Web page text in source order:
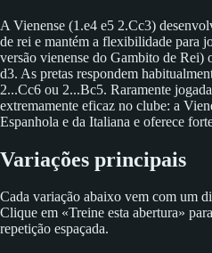
A Vienense (1.e4 e5 2.Cc3)
de rei e mantém a flexibilidade para
versão vienense do Gambito de Rei)
d3. As pretas respondem
2...Cc6 ou 2...Bc5. Raramente
extremamente eficaz no clube: a
Espanhola e da Italiana e oferece
Variações principais
Cada variação abaixo vem com um
Clique em «Treine esta abertura»
repetição espaçada.